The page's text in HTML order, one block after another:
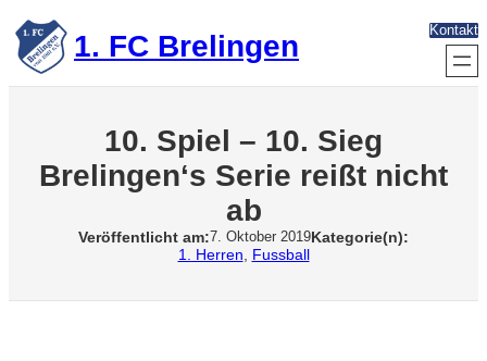
Zum
Inhalt
springen 1. FC Brelingen Kontakt
10. Spiel – 10. Sieg
Brelingen‘s Serie reißt nicht
ab
Veröffentlicht am:7. Oktober 2019Kategorie(n):
1. Herren
Fussball